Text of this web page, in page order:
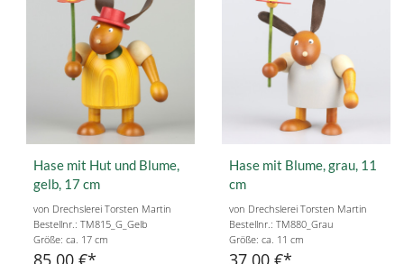
Hase mit Hut und Blume,
gelb, 17 cm
von Drechslerei Torsten Martin
Bestellnr.: TM815_G_Gelb
Größe: ca. 17 cm
85,00 €
Hase mit Blume, grau, 11
cm
von Drechslerei Torsten Martin
Bestellnr.: TM880_Grau
Größe: ca. 11 cm
37,00 €